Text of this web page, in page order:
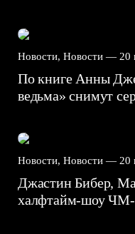
Новости, Новости — 20
По книге Анны
ведьма» снимут
Новости, Новости — 20
Джастин Бибер,
халфтайм-шоу